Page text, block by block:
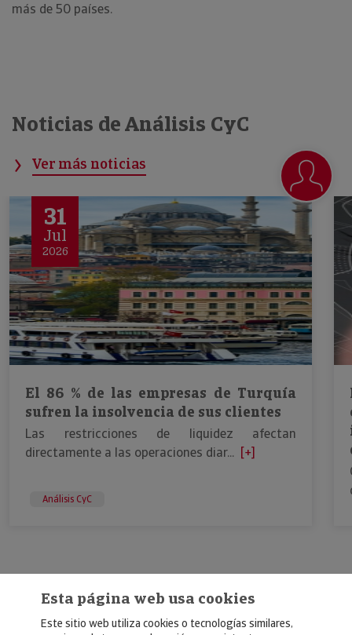
más de 50 países.
Noticias de Análisis CyC
Ver más noticias
31
Jul
2026
El 86 % de las empresas de Turquía
sufren la insolvencia de sus clientes
Las restricciones de liquidez afectan
directamente a las operaciones diar... [+]
Análisis CyC
Esta página web usa cookies
Este sitio web utiliza cookies o tecnologías similares,